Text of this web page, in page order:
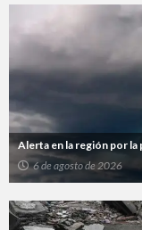
Alerta en la región por
6 de agosto de 2026